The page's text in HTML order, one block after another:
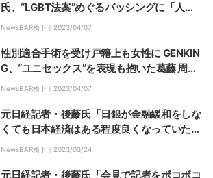
氏、“LGBT法案”めぐるバッシングに「人格
否定は腹が立つ。議論ができない」
NewsBAR橋下｜ 2023/04/07
性別適合手術を受け戸籍上も女性に GENKIN
G、“ユニセックス”を表現も抱いた葛藤 周囲
の理解には課題「茶化されることはいまだに
NewsBAR橋下｜ 2023/04/07
元日経記者・後藤氏「日銀が金融緩和をしな
くても日本経済はある程度良くなっていたの
では」 賃上げは「状況変わってきている」
NewsBAR橋下｜ 2023/03/24
元日経記者・後藤氏「会見で記者をボコボコ